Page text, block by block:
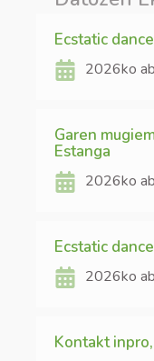
Ecstatic
2026ko
Garen
Estanga
2026ko
Ecstatic
2026ko
Kontakt